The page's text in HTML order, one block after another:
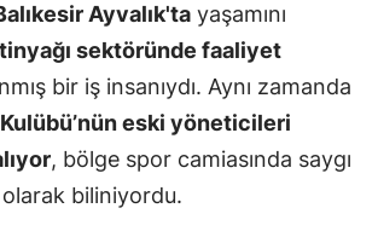
Ayvalık'ta yaşamını
sektöründe faaliyet
bir iş insanıydı. Aynı zamanda
eski yöneticileri
, bölge spor camiasında saygı
biliniyordu.